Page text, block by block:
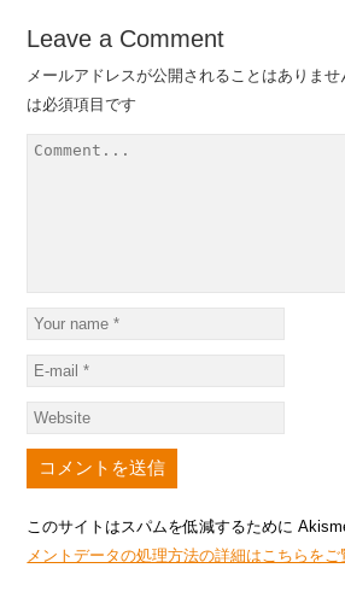
Leave a Comment
メールアドレスが公開されることはありませ
は必須項目です
このサイトはスパムを低減するために
メントデータの処理方法の詳細はこちらを